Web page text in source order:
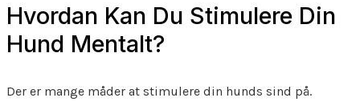
Hvordan Kan Du Stimulere Din
Hund Mentalt?
Der er mange måder at stimulere din hunds sind på.